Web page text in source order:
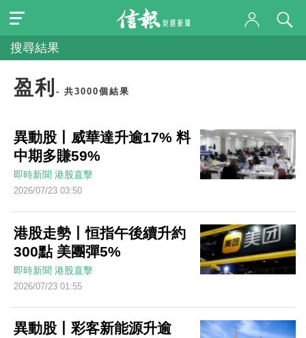
搜尋結果
盈利 - 共3000個結果
異動股丨威華達升逾17% 料
中期多賺59%
即時新聞 港股直擊
2026/07/23 03:50
港股走勢丨恒指午後續升約
300點 美團彈5%
即時新聞 港股直擊
2026/07/23 01:55
異動股丨彩客新能源升逾